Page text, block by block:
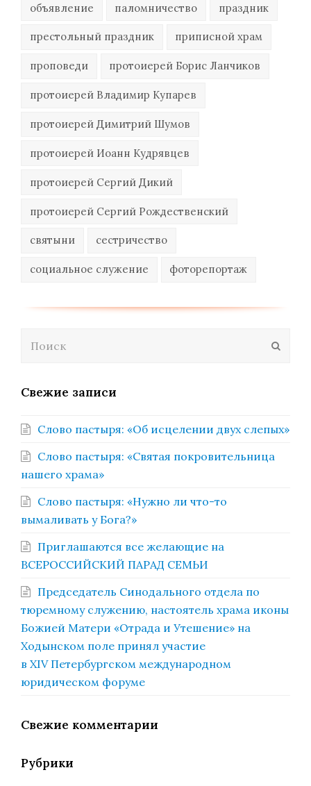
объявление паломничество праздник
престольный праздник приписной храм
проповеди протоиерей Борис Ланчиков
протоиерей Владимир Купарев
протоиерей Димитрий Шумов
протоиерей Иоанн Кудрявцев
протоиерей Сергий Дикий
протоиерей Сергий Рождественский
святыни сестричество
социальное служение фоторепортаж
Свежие записи
Слово пастыря: «Об исцелении двух слепых»
Слово пастыря: «Святая покровительница
нашего храма»
Слово пастыря: «Нужно ли что-то
вымаливать у Бога?»
Приглашаются все желающие на
ВСЕРОССИЙСКИЙ ПАРАД СЕМЬИ
Председатель Синодального отдела по
тюремному служению, настоятель храма иконы
Божией Матери «Отрада и Утешение» на
Ходынском поле принял участие
в XIV Петербургском международном
юридическом форуме
Свежие комментарии
Рубрики